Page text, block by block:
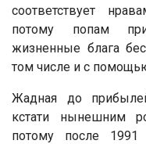
соответствует
потому попам
жизненные блага
том числе и с
Жадная до
кстати нынешним
потому после 1991